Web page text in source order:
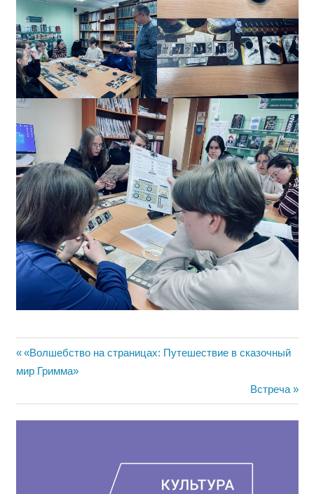
Навигация
по
записям
Предыдущая
запись:
«Волшебство на страницах: Путешествие в сказочный
мир Гримма»
Следующая
запись:
Встреча